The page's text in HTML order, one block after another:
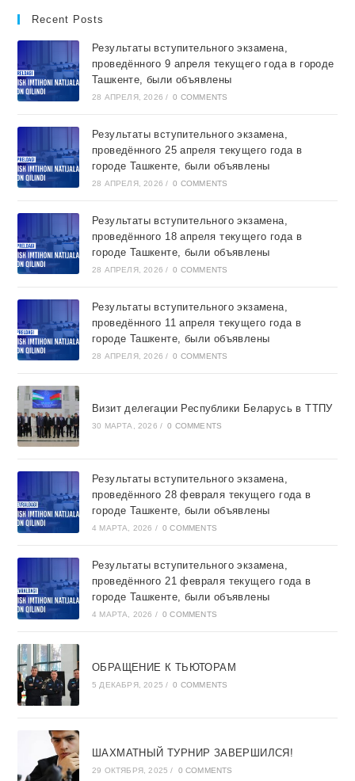
Recent Posts
Результаты вступительного экзамена,
проведённого 9 апреля текущего года в городе
Ташкентe, были объявлены
28 АПРЕЛЯ, 2026 / 0 COMMENTS
Результаты вступительного экзамена,
проведённого 25 апреля текущего года в
городе Ташкентe, были объявлены
28 АПРЕЛЯ, 2026 / 0 COMMENTS
Результаты вступительного экзамена,
проведённого 18 апреля текущего года в
городе Ташкентe, были объявлены
28 АПРЕЛЯ, 2026 / 0 COMMENTS
Результаты вступительного экзамена,
проведённого 11 апреля текущего года в
городе Ташкентe, были объявлены
28 АПРЕЛЯ, 2026 / 0 COMMENTS
Визит делегации Республики Беларусь в ТТПУ
30 МАРТА, 2026 / 0 COMMENTS
Результаты вступительного экзамена,
проведённого 28 февраля текущего года в
городе Ташкентe, были объявлены
4 МАРТА, 2026 / 0 COMMENTS
Результаты вступительного экзамена,
проведённого 21 февраля текущего года в
городе Ташкентe, были объявлены
4 МАРТА, 2026 / 0 COMMENTS
ОБРАЩЕНИЕ К ТЬЮТОРАМ
5 ДЕКАБРЯ, 2025 / 0 COMMENTS
ШАХМАТНЫЙ ТУРНИР ЗАВЕРШИЛСЯ!
29 ОКТЯБРЯ, 2025 / 0 COMMENTS